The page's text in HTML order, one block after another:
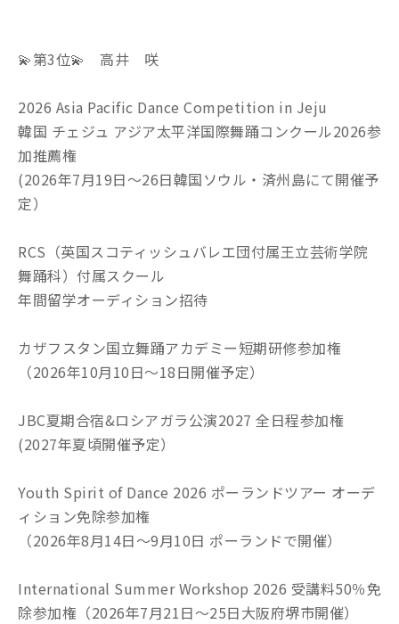
💫第3位💫 高井 咲
2026 Asia Pacific Dance Competition in Jeju
韓国 チェジュ アジア太平洋国際舞踊コンクール2026参
加推薦権
(2026年7月19日～26日韓国ソウル・済州島にて開催予
定）
RCS（英国スコティッシュバレエ団付属王立芸術学院
舞踊科）付属スクール
年間留学オーディション招待
カザフスタン国立舞踊アカデミー短期研修参加権
（2026年10月10日～18日開催予定）
JBC夏期合宿&ロシアガラ公演2027 全日程参加権
(2027年夏頃開催予定）
Youth Spirit of Dance 2026 ポーランドツアー オーデ
ィション免除参加権
（2026年8月14日～9月10日 ポーランドで開催）
International Summer Workshop 2026 受講料50％免
除参加権（2026年7月21日～25日大阪府堺市開催）